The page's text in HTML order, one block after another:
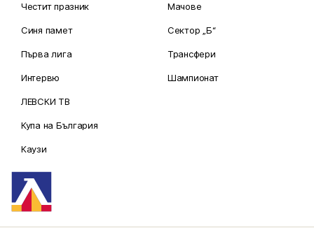
Честит празник
Синя памет
Първа лига
Интервю
ЛЕВСКИ ТВ
Купа на България
Каузи
Мачове
Сектор „Б“
Трансфери
Шампионат